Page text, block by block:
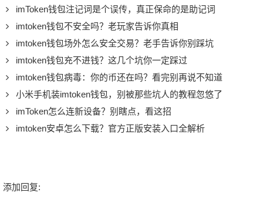
imToken钱包注记词是个误传，真正保命的是助记词
imtoken钱包不安全吗？老玩家告诉你真相
imtoken钱包场外怎么安全交易？老手告诉你别踩坑
imtoken钱包充不进钱？这几个坑你一定踩过
imtoken钱包病毒：你的币还在吗？看完别再说不知道
小米手机装imtoken钱包，别被那些坑人的教程忽悠了
imToken怎么连新设备？别瞎点，看这招
imtoken安卓怎么下载？官方正版安装入口全解析
添加回复: